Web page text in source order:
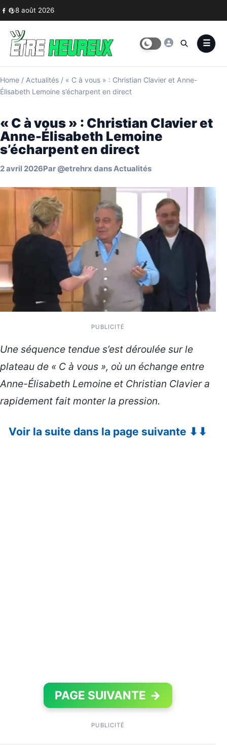
Skip to content
8 août 2026
Home / Actualités / « C à vous » : Christian Clavier et Anne-
Élisabeth Lemoine s’écharpent en direct
« C à vous » : Christian Clavier et
Anne-Élisabeth Lemoine
s’écharpent en direct
2 avril 2026Par @etrehrx dansActualités
PUBLICITÉ
Une séquence tendue s’est déroulée sur le
plateau de « C à vous », où un échange entre
Anne-Élisabeth Lemoine et Christian Clavier a
rapidement fait monter la pression.
Voir la suite dans la page suivante ⬇⬇
PAGE SUIVANTE →
PUBLICITÉ